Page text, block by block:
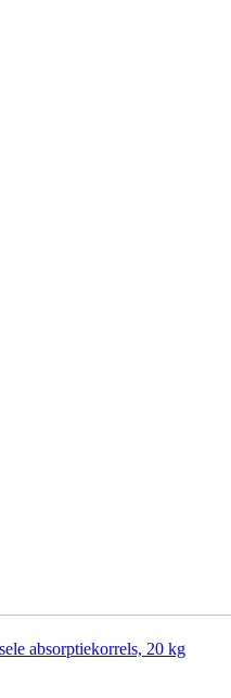
absorptiekorrels, 20 kg